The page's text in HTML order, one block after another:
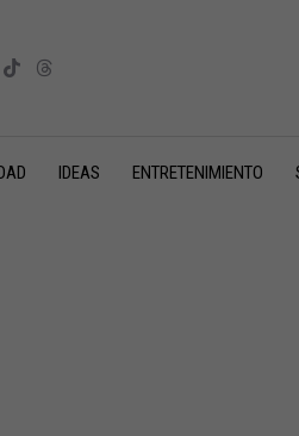
IDEAS ENTRETENIMIENTO